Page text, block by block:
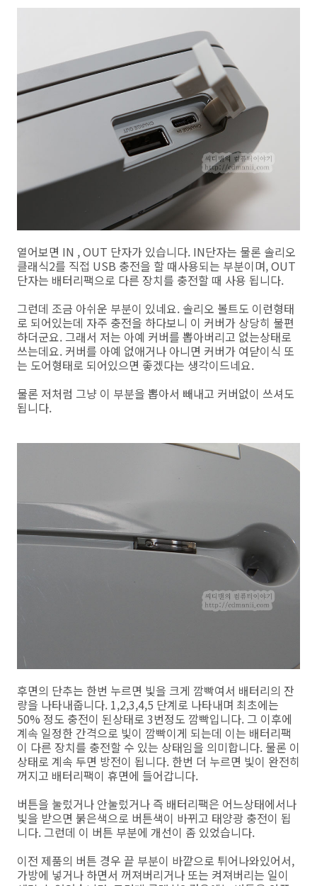
열어보면 IN , OUT 단자가 있습니다. IN단자는 물론 솔리오
클래식2를 직접 USB 충전을 할 때사용되는 부분이며, OUT
단자는 배터리팩으로 다른 장치를 충전할 때 사용 됩니다.
그런데 조금 아쉬운 부분이 있네요. 솔리오 볼트도 이런형태
로 되어있는데 자주 충전을 하다보니 이 커버가 상당히 불편
하더군요. 그래서 저는 아예 커버를 뽑아버리고 없는상태로
쓰는데요. 커버를 아예 없애거나 아니면 커버가 여닫이식 또
는 도어형태로 되어있으면 좋겠다는 생각이드네요.
물론 저처럼 그냥 이 부분을 뽑아서 빼내고 커버없이 쓰셔도
됩니다.
후면의 단추는 한번 누르면 빛을 크게 깜빡여서 배터리의 잔
량을 나타내줍니다. 1,2,3,4,5 단계로 나타내며 최초에는
50% 정도 충전이 된상태로 3번정도 깜빡입니다. 그 이후에
계속 일정한 간격으로 빛이 깜빡이게 되는데 이는 배터리팩
이 다른 장치를 충전할 수 있는 상태임을 의미합니다. 물론 이
상태로 계속 두면 방전이 됩니다. 한번 더 누르면 빛이 완전히
꺼지고 배터리팩이 휴면에 들어갑니다.
버튼을 눌렀거나 안눌렀거나 즉 배터리팩은 어느상태에서나
빛을 받으면 붉은색으로 버튼색이 바뀌고 태양광 충전이 됩
니다. 그런데 이 버튼 부분에 개선이 좀 있었습니다.
이전 제품의 버튼 경우 끝 부분이 바깥으로 튀어나와있어서,
가방에 넣거나 하면서 꺼져버리거나 또는 켜져버리는 일이